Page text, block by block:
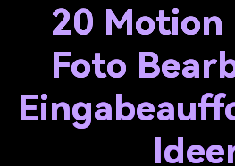
20 Motion
Foto